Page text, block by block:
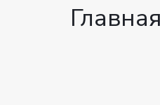
Главная